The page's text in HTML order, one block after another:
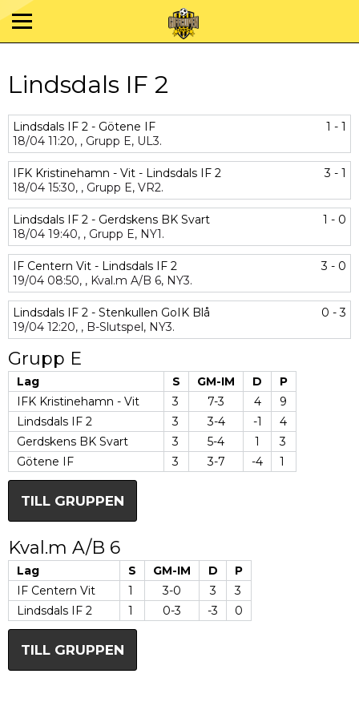
Lindsdals IF 2
Lindsdals IF 2 - Götene IF
1 - 1
18/04 11:20, , Grupp E, UL3.
IFK Kristinehamn - Vit - Lindsdals IF 2
3 - 1
18/04 15:30, , Grupp E, VR2.
Lindsdals IF 2 - Gerdskens BK Svart
1 - 0
18/04 19:40, , Grupp E, NY1.
IF Centern Vit - Lindsdals IF 2
3 - 0
19/04 08:50, , Kval.m A/B 6, NY3.
Lindsdals IF 2 - Stenkullen GoIK Blå
0 - 3
19/04 12:20, , B-Slutspel, NY3.
Grupp E
Lag S GM-IM D
P
IFK Kristinehamn - Vit
3 7-3 4
9
Lindsdals IF 2
3 3-4 -1
4
Gerdskens BK Svart
3 5-4 1
3
Götene IF
3 3-7 -4 1
TILL GRUPPEN
Kval.m A/B 6
Lag S GM-IM D
P
IF Centern Vit
1 3-0 3
3
Lindsdals IF 2
1 0-3 -3 0
TILL GRUPPEN